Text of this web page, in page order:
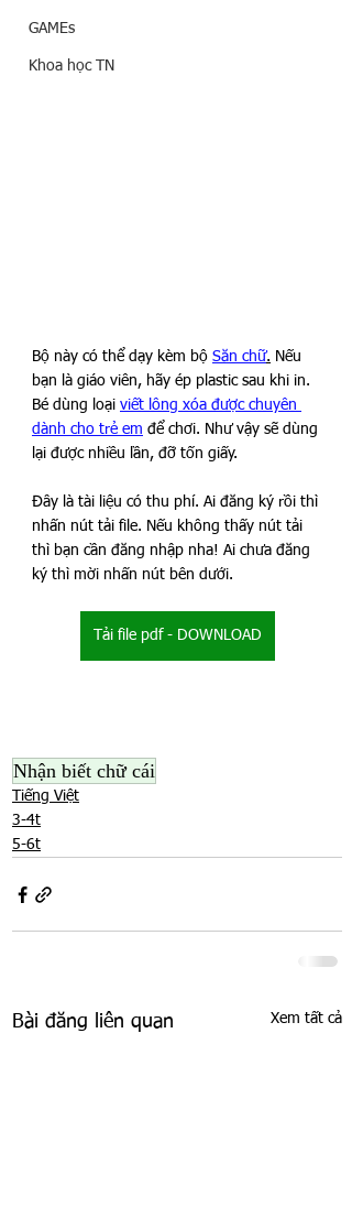
GAMEs
Khoa học TN
Bộ này có thể dạy kèm bộ Săn chữ. Nếu
bạn là giáo viên, hãy ép plastic sau khi in.
Bé dùng loại viết lông xóa được chuyên
dành cho trẻ em để chơi. Như vậy sẽ dùng
lại được nhiều lần, đỡ tốn giấy.
Đây là tài liệu có thu phí. Ai đăng ký rồi thì
nhấn nút tải file. Nếu không thấy nút tải
thì bạn cần đăng nhập nha! Ai chưa đăng
ký thì mời nhấn nút bên dưới.
Tải file pdf - DOWNLOAD
Nhận biết chữ cái
Tiếng Việt
3-4t
5-6t
Bài đăng liên quan Xem tất cả